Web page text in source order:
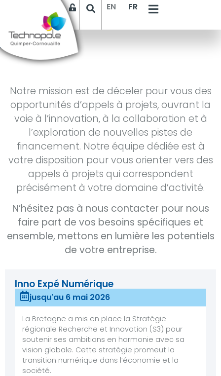
EN FR
Accueil>Appels à projets
Notre mission est de déceler pour vous des
opportunités d’appels à projets, ouvrant la
voie à l’innovation, à la collaboration et à
l’exploration de nouvelles pistes de
financement. Notre équipe dédiée est à
votre disposition pour vous orienter vers des
appels à projets qui correspondent
précisément à votre domaine d’activité.
N’hésitez pas à nous contacter pour nous
faire part de vos besoins spécifiques et
ensemble, mettons en lumière les potentiels
de votre entreprise.
Inno Expé Numérique
jusqu'au 6 mai 2026
La Bretagne a mis en place la Stratégie
régionale Recherche et Innovation (S3) pour
soutenir ses ambitions en harmonie avec sa
vision globale. Cette stratégie promeut la
transition numérique dans l’économie et la
société.